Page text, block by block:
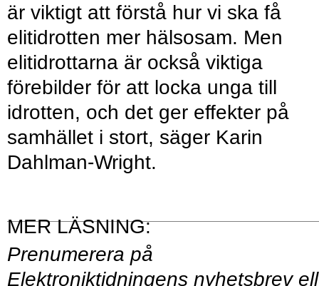
är viktigt att förstå hur vi ska få
elitidrotten mer hälsosam. Men
elitidrottarna är också viktiga
förebilder för att locka unga till
idrotten, och det ger effekter på
samhället i stort, säger Karin
Dahlman-Wright.
Prenumerera på
Elektroniktidningens nyhetsbrev